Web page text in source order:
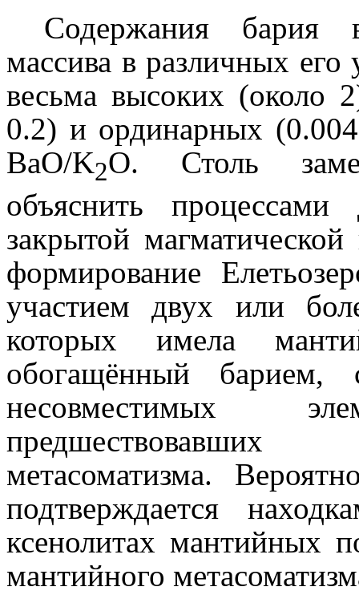
Содержания бария
массива в различных его
весьма высоких (около
0.2) и ординарных
BaO/K2O. Столь
объяснить
закрытой
формирование
участием двух или
которых имела
обогащённый
несовместимых
метасоматизма.
подтверждается
ксенолитах мантийных
мантийного